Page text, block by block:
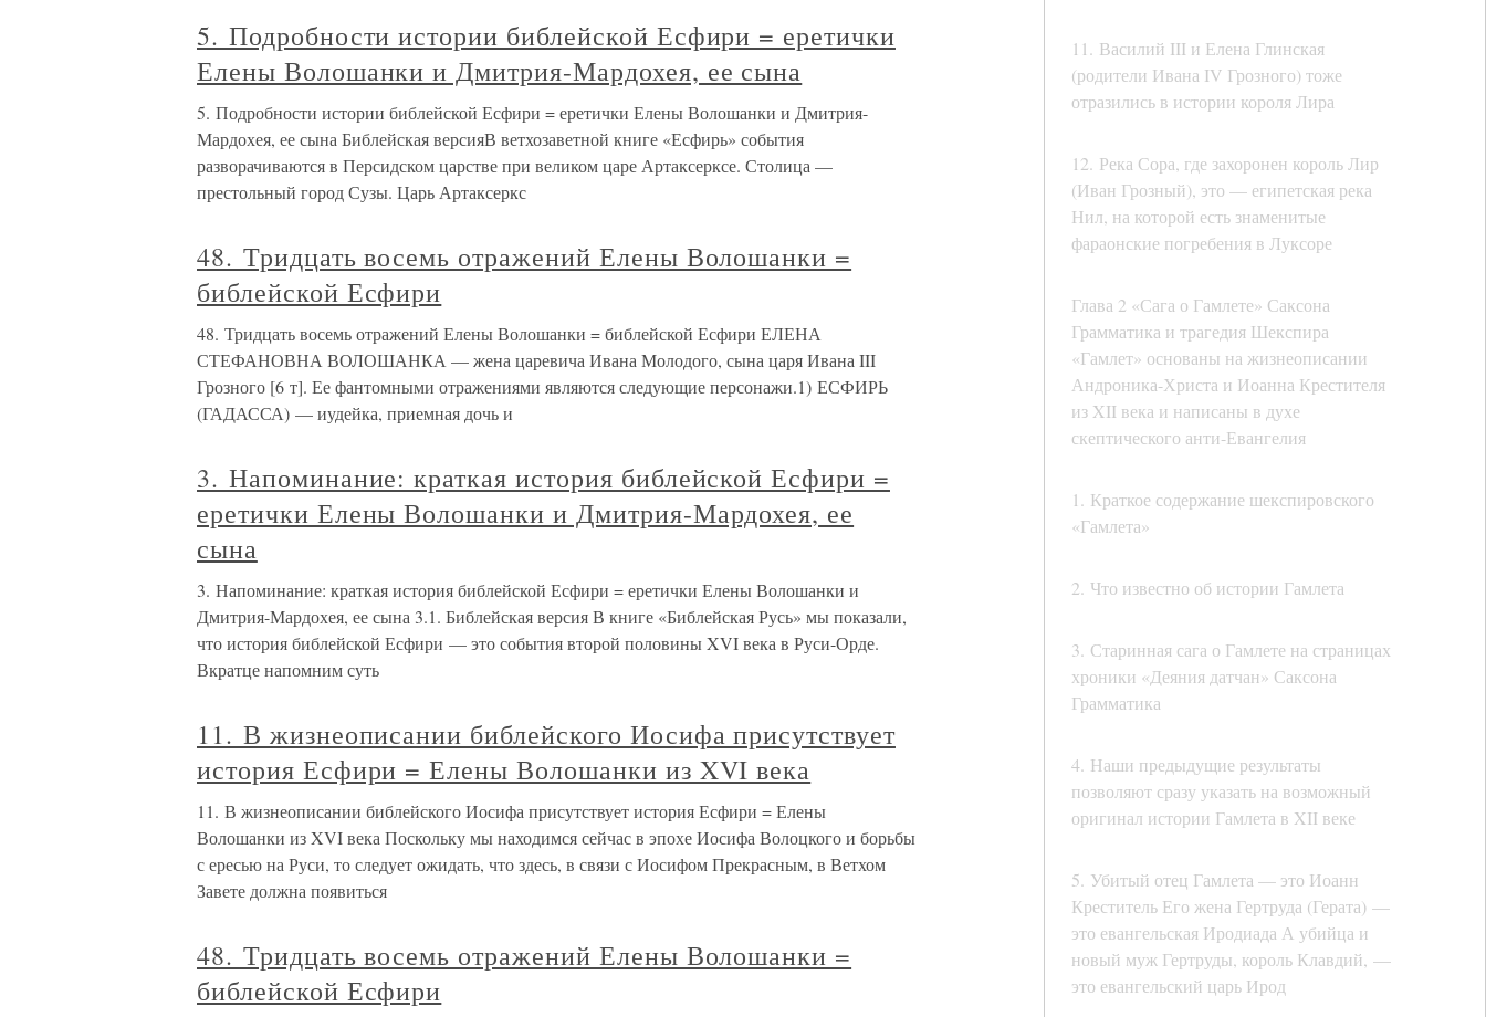
11. Василий III и Елена Глинская
(родители Ивана IV Грозного) тоже
отразились в истории короля Лира
12. Река Сора, где захоронен король Лир
(Иван Грозный), это — египетская река
Нил, на которой есть знаменитые
фараонские погребения в Луксоре
Глава 2 «Сага о Гамлете» Саксона
Грамматика и трагедия Шекспира
«Гамлет» основаны на жизнеописании
Андроника-Христа и Иоанна Крестителя
из XII века и написаны в духе
скептического анти-Евангелия
1. Краткое содержание шекспировского
«Гамлета»
2. Что известно об истории Гамлета
3. Старинная сага о Гамлете на страницах
хроники «Деяния датчан» Саксона
Грамматика
4. Наши предыдущие результаты
позволяют сразу указать на возможный
оригинал истории Гамлета в XII веке
5. Убитый отец Гамлета — это Иоанн
Креститель Его жена Гертруда (Герата) —
это евангельская Иродиада А убийца и
новый муж Гертруды, король Клавдий, —
это евангельский царь Ирод
5. Подробности истории библейской Есфири = еретички
Елены Волошанки и Дмитрия-Мардохея, ее сына
5. Подробности истории библейской Есфири = еретички Елены Волошанки и Дмитрия-
Мардохея, ее сына Библейская версияВ ветхозаветной книге «Есфирь» события
разворачиваются в Персидском царстве при великом царе Артаксерксе. Столица —
престольный город Сузы. Царь Артаксеркс
48. Тридцать восемь отражений Елены Волошанки =
библейской Есфири
48. Тридцать восемь отражений Елены Волошанки = библейской Есфири ЕЛЕНА
СТЕФАНОВНА ВОЛОШАНКА — жена царевича Ивана Молодого, сына царя Ивана III
Грозного [6 т]. Ее фантомными отражениями являются следующие персонажи.1) ЕСФИРЬ
(ГАДАССА) — иудейка, приемная дочь и
3. Напоминание: краткая история библейской Есфири =
еретички Елены Волошанки и Дмитрия-Мардохея, ее
сына
3. Напоминание: краткая история библейской Есфири = еретички Елены Волошанки и
Дмитрия-Мардохея, ее сына 3.1. Библейская версия В книге «Библейская Русь» мы показали,
что история библейской Есфири — это события второй половины XVI века в Руси-Орде.
Вкратце напомним суть
11. В жизнеописании библейского Иосифа присутствует
история Есфири = Елены Волошанки из XVI века
11. В жизнеописании библейского Иосифа присутствует история Есфири = Елены
Волошанки из XVI века Поскольку мы находимся сейчас в эпохе Иосифа Волоцкого и борьбы
с ересью на Руси, то следует ожидать, что здесь, в связи с Иосифом Прекрасным, в Ветхом
Завете должна появиться
48. Тридцать восемь отражений Елены Волошанки =
библейской Есфири